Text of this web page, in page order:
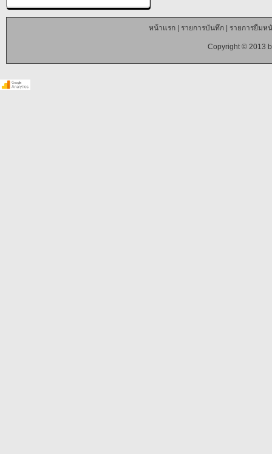
หน้าแรก| รายการบันทึก| รายการยืมห
Copyright © 2013